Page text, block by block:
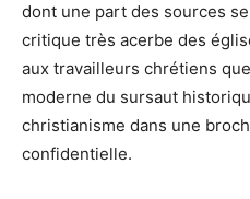
dont une part des sources
critique très acerbe des
aux travailleurs chrétiens
moderne du sursaut
christianisme dans une
confidentielle.